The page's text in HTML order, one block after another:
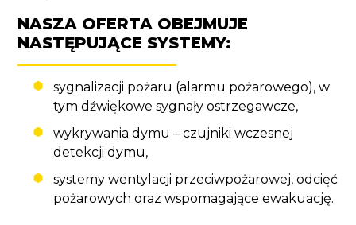
NASZA OFERTA OBEJMUJE
NASTĘPUJĄCE SYSTEMY:
sygnalizacji pożaru (alarmu pożarowego), w
tym dźwiękowe sygnały ostrzegawcze,
wykrywania dymu – czujniki wczesnej
detekcji dymu,
systemy wentylacji przeciwpożarowej, odcięć
pożarowych oraz wspomagające ewakuację.